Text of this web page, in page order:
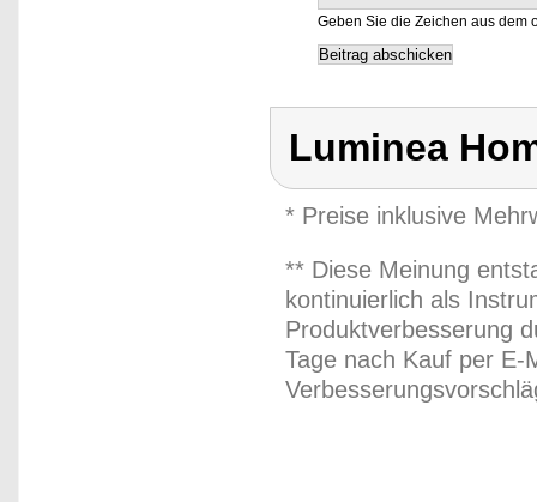
Geben Sie die Zeichen aus dem
Luminea
* Preise inklusive
** Diese Meinung
kontinuierlich als
Produktverbesserung
Tage nach Kauf per E-